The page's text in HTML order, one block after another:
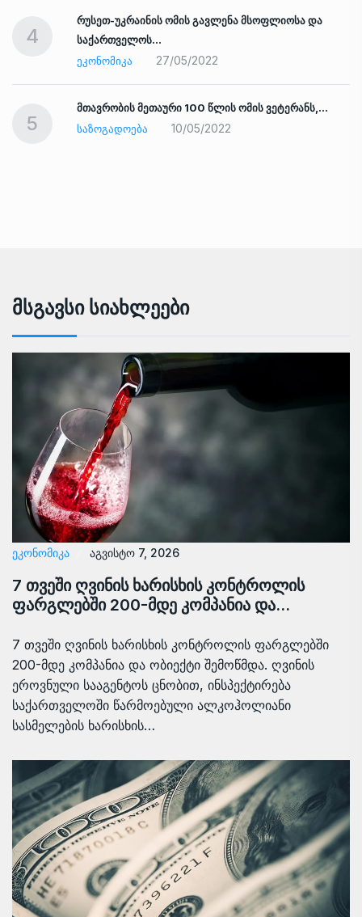
4
რუსეთ-უკრაინის ომის გავლენა მსოფლიოსა და
საქართველოს…
ᲔᲙᲝᲜᲝᲛᲘᲙᲐ
27/05/2022
5
მთავრობის მეთაური 100 წლის ომის ვეტერანს,…
ᲡᲐᲖᲝᲒᲐᲓᲝᲔᲑᲐ
10/05/2022
Მსგავსი Სიახლეები
ᲔᲙᲝᲜᲝᲛᲘᲙᲐ აგვისტო 7, 2026
7 თვეში ღვინის ხარისხის კონტროლის
ფარგლებში 200-მდე კომპანია და…
7 თვეში ღვინის ხარისხის კონტროლის ფარგლებში
200-მდე კომპანია და ობიექტი შემოწმდა. ღვინის
ეროვნული სააგენტოს ცნობით, ინსპექტირება
საქართველოში წარმოებული ალკოჰოლიანი
სასმელების ხარისხის…